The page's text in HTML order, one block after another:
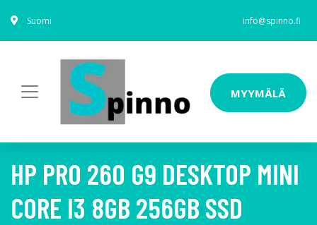
Suomi info@spinno.fi
MYYMÄLÄ
HP PRO 260 G9 DESKTOP MINI
CORE I3 8GB 256GB SSD